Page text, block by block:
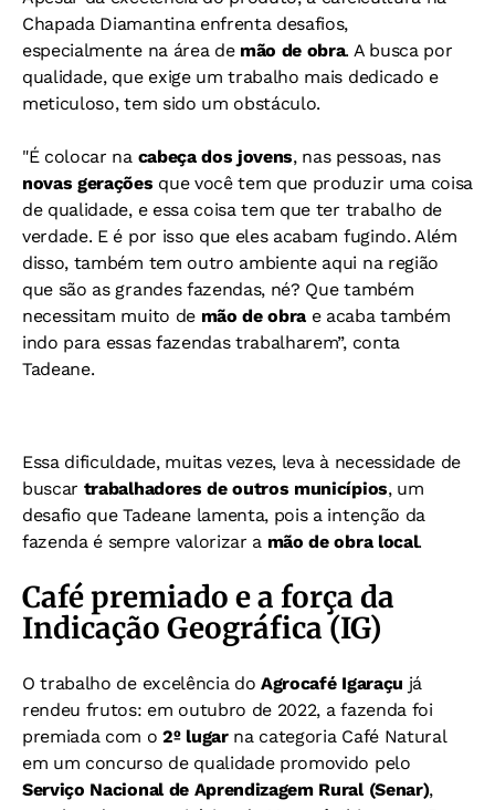
Chapada Diamantina enfrenta desafios,
especialmente na área de mão de obra. A busca por
qualidade, que exige um trabalho mais dedicado e
meticuloso, tem sido um obstáculo.
"É colocar na cabeça dos jovens, nas pessoas, nas
novas gerações que você tem que produzir uma coisa
de qualidade, e essa coisa tem que ter trabalho de
verdade. E é por isso que eles acabam fugindo. Além
disso, também tem outro ambiente aqui na região
que são as grandes fazendas, né? Que também
necessitam muito de mão de obra e acaba também
indo para essas fazendas trabalharem”, conta
Tadeane.
Essa dificuldade, muitas vezes, leva à necessidade de
buscar trabalhadores de outros municípios, um
desafio que Tadeane lamenta, pois a intenção da
fazenda é sempre valorizar a mão de obra local.
Café premiado e a força da
Indicação Geográfica (IG)
O trabalho de excelência doAgrocafé Igaraçu já
rendeu frutos: em outubro de 2022, a fazenda foi
premiada com o 2º lugarna categoria Café Natural
em um concurso de qualidade promovido pelo
Serviço Nacional de Aprendizagem Rural (Senar),